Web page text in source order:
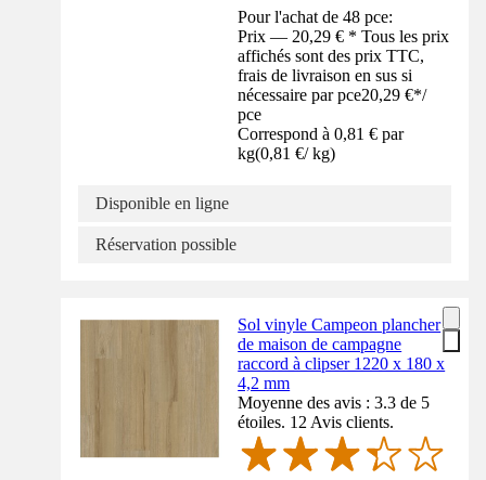
Pour l'achat de 48 pce:
Prix — 20,29 € * Tous les prix
affichés sont des prix TTC,
frais de livraison en sus si
nécessaire par pce20,29 €*/
pce
Correspond à 0,81 € par
kg(0,81 €/ kg)
Disponible en ligne
Réservation possible
Sol vinyle Campeon plancher
de maison de campagne
raccord à clipser 1220 x 180 x
4,2 mm
Moyenne des avis : 3.3 de 5
étoiles. 12 Avis clients.